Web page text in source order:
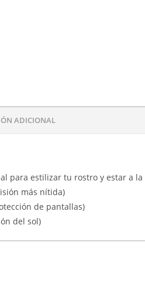
ADICIONAL
para estilizar tu rostro y estar a
más nítida)
de pantallas)
del sol)